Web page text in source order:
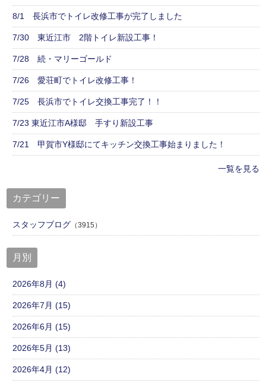
8/1 長浜市でトイレ改修工事が完了しました
7/30 東近江市 2階トイレ新設工事！
7/28 続・マリーゴールド
7/26 愛荘町でトイレ改修工事！
7/25 長浜市でトイレ交換工事完了！！
7/23 東近江市A様邸 手すり新設工事
7/21 甲賀市Y様邸にてキッチン交換工事始まりました！
一覧を見る
カテゴリー
スタッフブログ （3915）
月別
2026年8月 (4)
2026年7月 (15)
2026年6月 (15)
2026年5月 (13)
2026年4月 (12)